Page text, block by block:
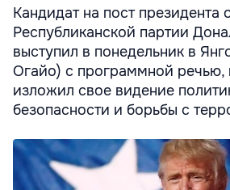
Кандидат на пост президента
Республиканской партии
выступил в понедельник в
Огайо) с программной речью,
изложил свое видение
безопасности и борьбы с